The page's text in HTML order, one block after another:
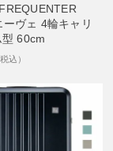
ーヴェ 4輪キャリ
60cm
税込）